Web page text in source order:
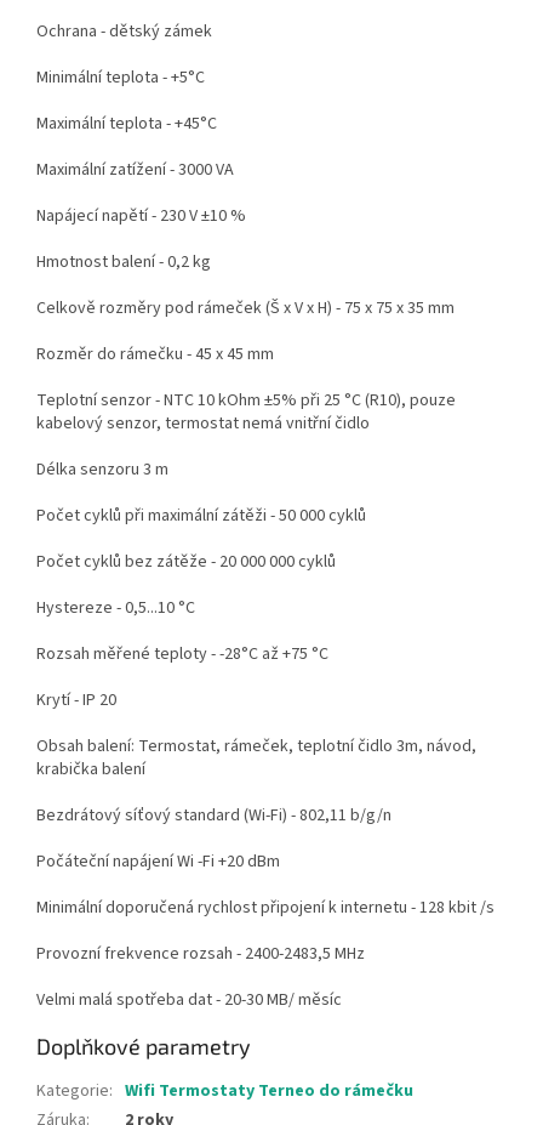
Ochrana - dětský zámek
Minimální teplota - +5°C
Maximální teplota - +45°C
Maximální zatížení - 3000 VA
Napájecí napětí - 230 V ±10 %
Hmotnost balení - 0,2 kg
Celkově rozměry pod rámeček (Š x V x H) - 75 x 75 x 35 mm
Rozměr do rámečku - 45 x 45 mm
Teplotní senzor - NTC 10 kOhm ±5% při 25 °C (R10), pouze
kabelový senzor, termostat nemá vnitřní čidlo
Délka senzoru 3 m
Počet cyklů při maximální zátěži - 50 000 cyklů
Počet cyklů bez zátěže - 20 000 000 cyklů
Hystereze - 0,5...10 °С
Rozsah měřené teploty - -28°C až +75 °С
Krytí - ІР 20
Obsah balení: Termostat, rámeček, teplotní čidlo 3m, návod,
krabička balení
Bezdrátový síťový standard (Wi-Fi) - 802,11 b/g/n
Počáteční napájení Wi -Fi +20 dBm
Minimální doporučená rychlost připojení k internetu - 128 kbit /s
Provozní frekvence rozsah - 2400-2483,5 MHz
Velmi malá spotřeba dat - 20-30 MB/ měsíc
Doplňkové parametry
Kategorie: Wifi Termostaty Terneo do rámečku